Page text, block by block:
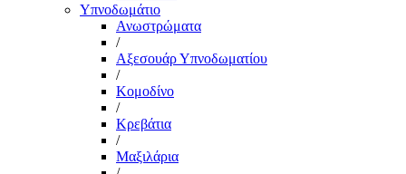
Υπνοδωμάτιο
Ανωστρώματα
/
Αξεσουάρ Υπνοδωματίου
/
Κομοδίνο
/
Κρεβάτια
/
Μαξιλάρια